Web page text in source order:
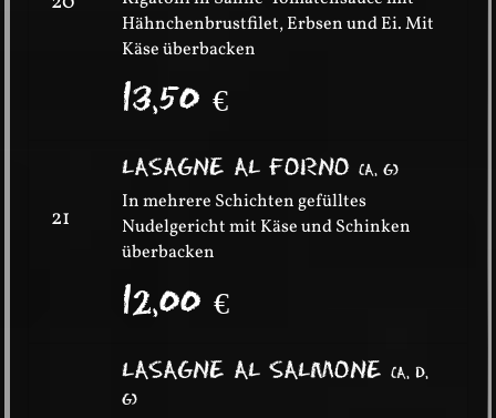
Hähnchenbrustfilet, Erbsen und Ei. Mit
Käse überbacken
13,50€
21
LASAGNE AL FORNO(A, G)
In mehrere Schichten gefülltes
Nudelgericht mit Käse und Schinken
überbacken
12,00€
LASAGNE AL SALMONE(A, D,
G)